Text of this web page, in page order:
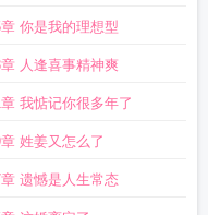
芍药芍药院子芍药贴吧
niang芍药清新脱俗
你是我的理想型
人逢喜事精神爽
我惦记你很多年了
姓姜又怎么了
遗憾是人生常态